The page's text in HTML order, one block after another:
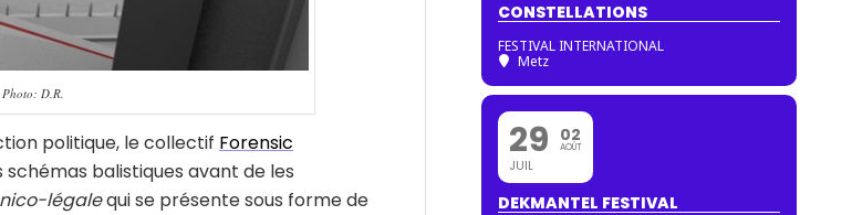
D.R.
politique, le collectif Forensic
balistiques avant de les
légalequi se présente sous forme de
CONSTELLATIONS
FESTIVAL INTERNATIONAL
Metz
29
JUIL
02
AOÛT
DEKMANTEL FESTIVAL